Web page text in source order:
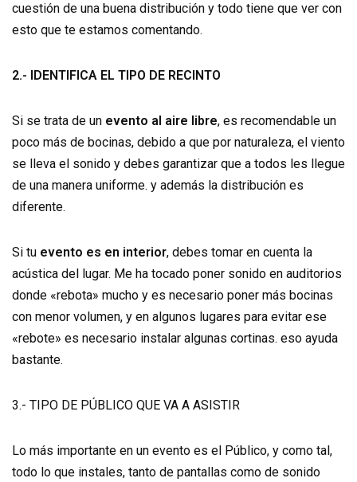
cuestión de una buena distribución y todo tiene que ver con
esto que te estamos comentando.
2.- IDENTIFICA EL TIPO DE RECINTO
Si se trata de un evento al aire libre, es recomendable un
poco más de bocinas, debido a que por naturaleza, el viento
se lleva el sonido y debes garantizar que a todos les llegue
de una manera uniforme. y además la distribución es
diferente.
Si tu evento es en interior, debes tomar en cuenta la
acústica del lugar. Me ha tocado poner sonido en auditorios
donde «rebota» mucho y es necesario poner más bocinas
con menor volumen, y en algunos lugares para evitar ese
«rebote» es necesario instalar algunas cortinas. eso ayuda
bastante.
3.- TIPO DE PÚBLICO QUE VA A ASISTIR
Lo más importante en un evento es el Público, y como tal,
todo lo que instales, tanto de pantallas como de sonido